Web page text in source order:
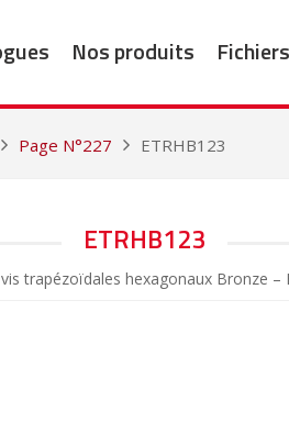
Nos produits
Page N°227 ETRHB123
ETRHB123
trapézoïdales hexagonaux Bronze –